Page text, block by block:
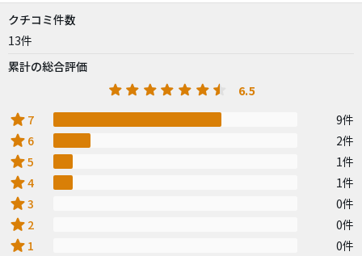
クチコミ件数
13件
累計の総合評価
6.5
star 7 9件
star 6 2件
star5 1件
star4 1件
star3 0件
star 2 0件
star 1
0件